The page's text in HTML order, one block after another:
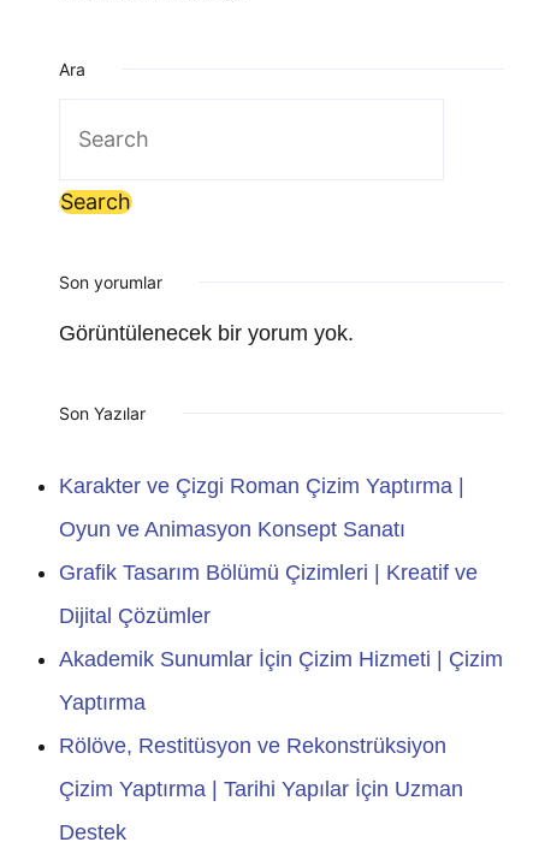
Ara
Son yorumlar
Görüntülenecek bir yorum yok.
Son Yazılar
Karakter ve Çizgi Roman Çizim Yaptırma |
Oyun ve Animasyon Konsept Sanatı
Grafik Tasarım Bölümü Çizimleri | Kreatif ve
Dijital Çözümler
Akademik Sunumlar İçin Çizim Hizmeti | Çizim
Yaptırma
Rölöve, Restitüsyon ve Rekonstrüksiyon
Çizim Yaptırma | Tarihi Yapılar İçin Uzman
Destek